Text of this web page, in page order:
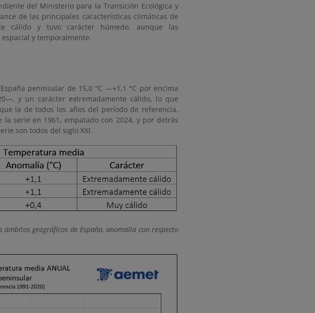
del Ministerio para la Transición Ecológica y
de las principales características climáticas de
cálido y tuvo carácter húmedo, aunque las
y temporalmente.
peninsular de 15,0 °C —+1,1 °C por encima
y un carácter extremadamente cálido, lo que
la de todos los años del período de referencia.
serie en 1961, empatado con 2024, y por detrás
son todos del siglo XXI.
geográficos de España, anomalía con respecto